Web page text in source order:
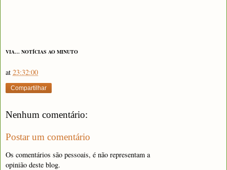
VIA… NOTÍCIAS AO MINUTO
at 23:32:00
Compartilhar
Nenhum comentário:
Postar um comentário
Os comentários são pessoais, é não representam a
opinião deste blog.